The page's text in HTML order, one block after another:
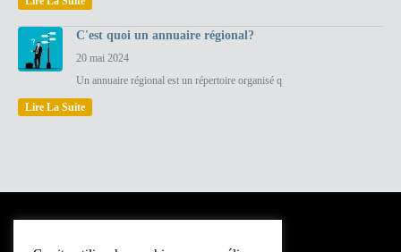
C'est quoi un annuaire régional?
20 mai 2024
Un annuaire régional est un répertoire organisé q
Lire La Suite